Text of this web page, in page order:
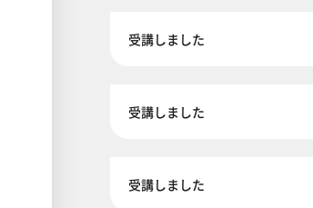
受講しました
受講しました
受講しました